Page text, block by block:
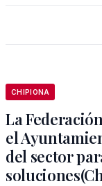
CHIPIONA
La
el
del sector